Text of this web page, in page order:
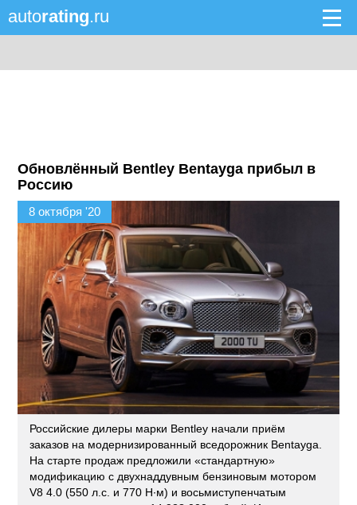
autorating.ru
Обновлённый Bentley Bentayga прибыл в
Россию
8 октября '20
Российские дилеры марки Bentley начали приём
заказов на модернизированный вседорожник Bentayga.
На старте продаж предложили «стандартную»
модификацию с двухнаддувным бензиновым мотором
V8 4.0 (550 л.с. и 770 Н·м) и восьмиступенчатым